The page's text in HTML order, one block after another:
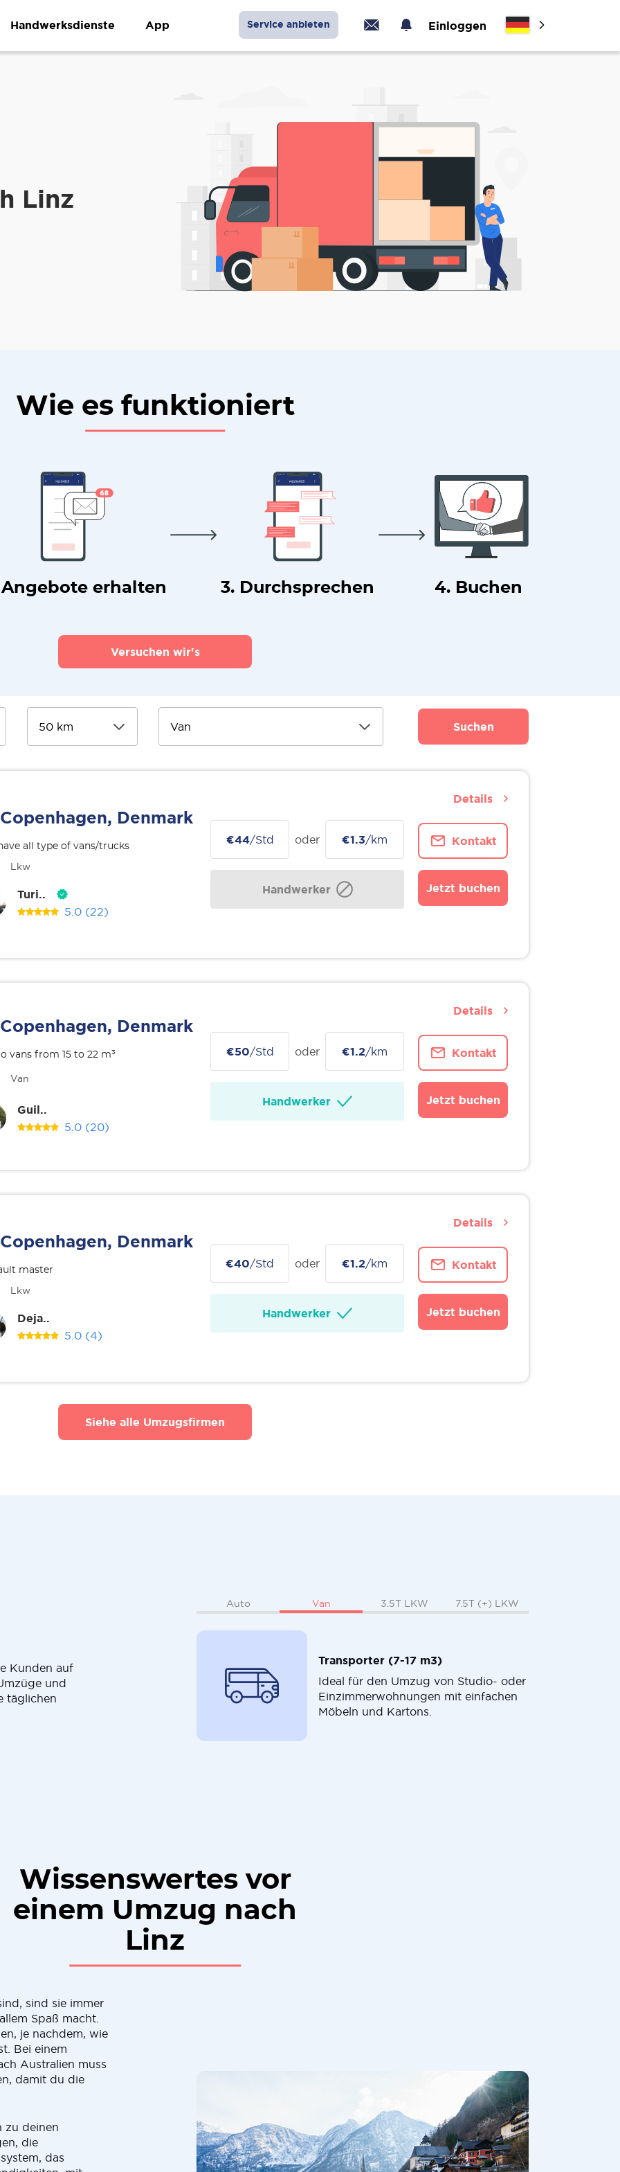
Handwerksdienste App Service anbieten Einloggen
Linz
Wie es funktioniert
Angebote erhalten 3. Durchsprechen 4. Buchen
Versuchen wir's
Suchen
Copenhagen, Denmark
all type of vans/trucks
Lkw
Turi..
5.0 (22)
€44/Std oder €1.3/km
Handwerker
Kontakt
Jetzt buchen
Details
Copenhagen, Denmark
vans from 15 to 22 m³
Van
Guil..
5.0 (20)
€50/Std oder €1.2/km
Handwerker
Kontakt
Jetzt buchen
Details
Copenhagen, Denmark
master
Lkw
Deja..
5.0 (4)
€40/Std oder €1.2/km
Handwerker
Kontakt
Jetzt buchen
Details
Siehe alle Umzugsfirmen
Kunden auf
und
täglichen
Auto Van 3.5T LKW 7.5T (+) LKW
Transporter (7-17 m3)
Ideal für den Umzug von Studio- oder
Einzimmerwohnungen mit einfachen
Möbeln und Kartons.
Wissenswertes vor
einem Umzug nach
Linz
sind sie immer
Spaß macht.
je nachdem, wie
Bei einem
Australien muss
damit du die
zu deinen
die
das